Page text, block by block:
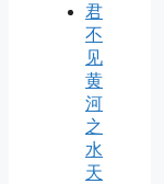
君
不
见
黄
河
之
水
天